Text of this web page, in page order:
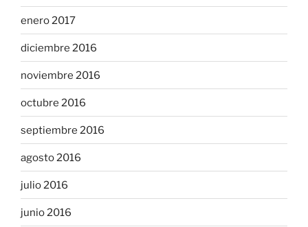
enero 2017
diciembre 2016
noviembre 2016
octubre 2016
septiembre 2016
agosto 2016
julio 2016
junio 2016